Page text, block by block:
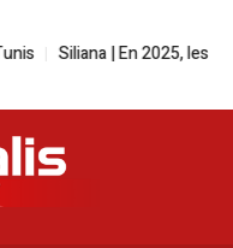
Siliana | En 2025, les